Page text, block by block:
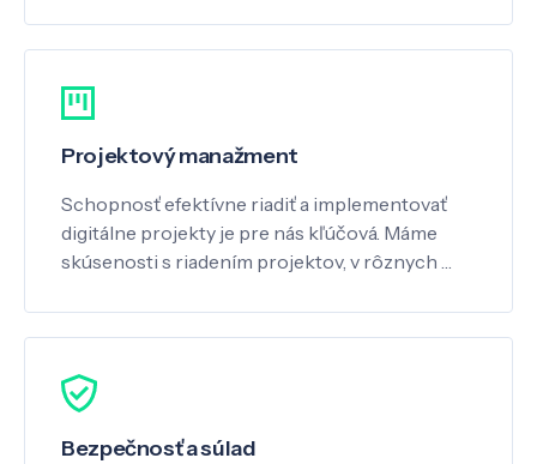
Projektový manažment
Schopnosť efektívne riadiť a implementovať
digitálne projekty je pre nás kľúčová. Máme
skúsenosti s riadením projektov, v rôznych …
Bezpečnosť a súlad